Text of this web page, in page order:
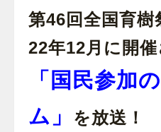
第46回全国育
22年12月に開
「国民参加
ム」
を放送！